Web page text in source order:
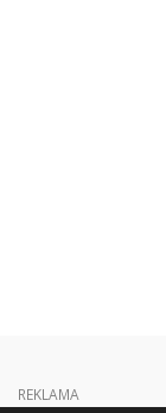
REKLAMA